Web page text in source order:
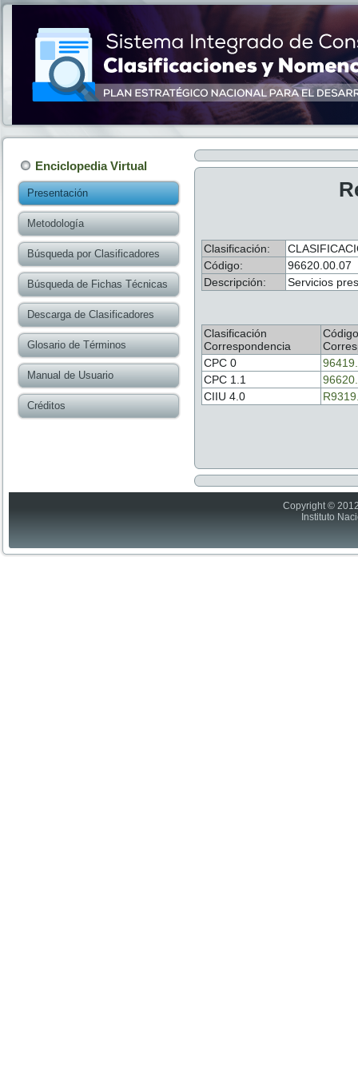
Enciclopedia Virtual
Presentación
Metodología
Búsqueda por Clasificadores
Búsqueda de Fichas Técnicas
Descarga de Clasificadores
Glosario de Términos
Manual de Usuario
Créditos
Clasificación:
Código:
96620.00.07
Descripción:
Servicios
Clasificación
Correspondencia
Código
CPC 0
CPC 1.1
CIIU 4.0
Copyright ©
Instituto